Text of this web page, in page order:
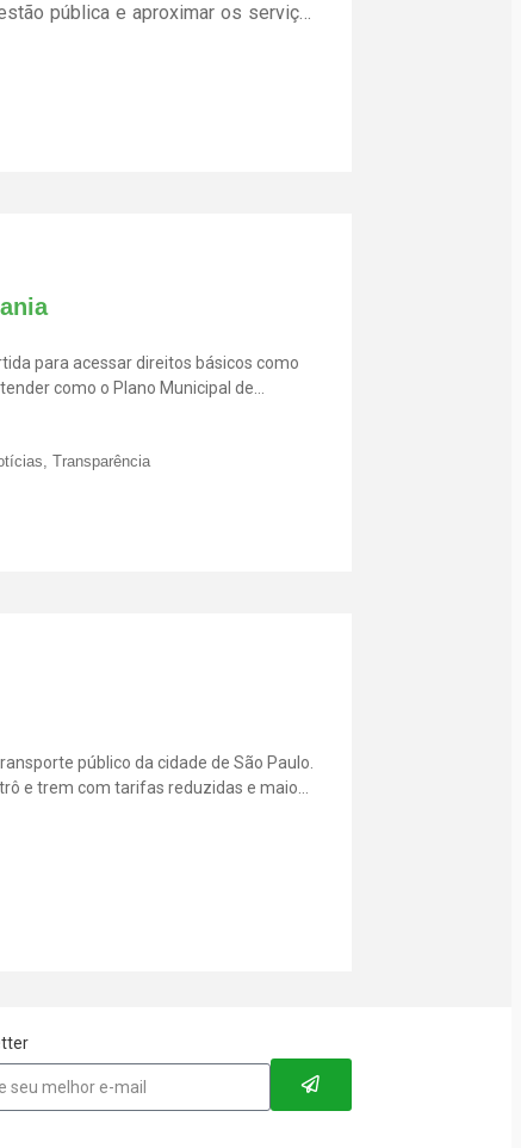
pública e aproximar os serviços
para acessar direitos básicos como
como o Plano Municipal de
,Transparência
público da cidade de São Paulo.
e trem com tarifas reduzidas e maior